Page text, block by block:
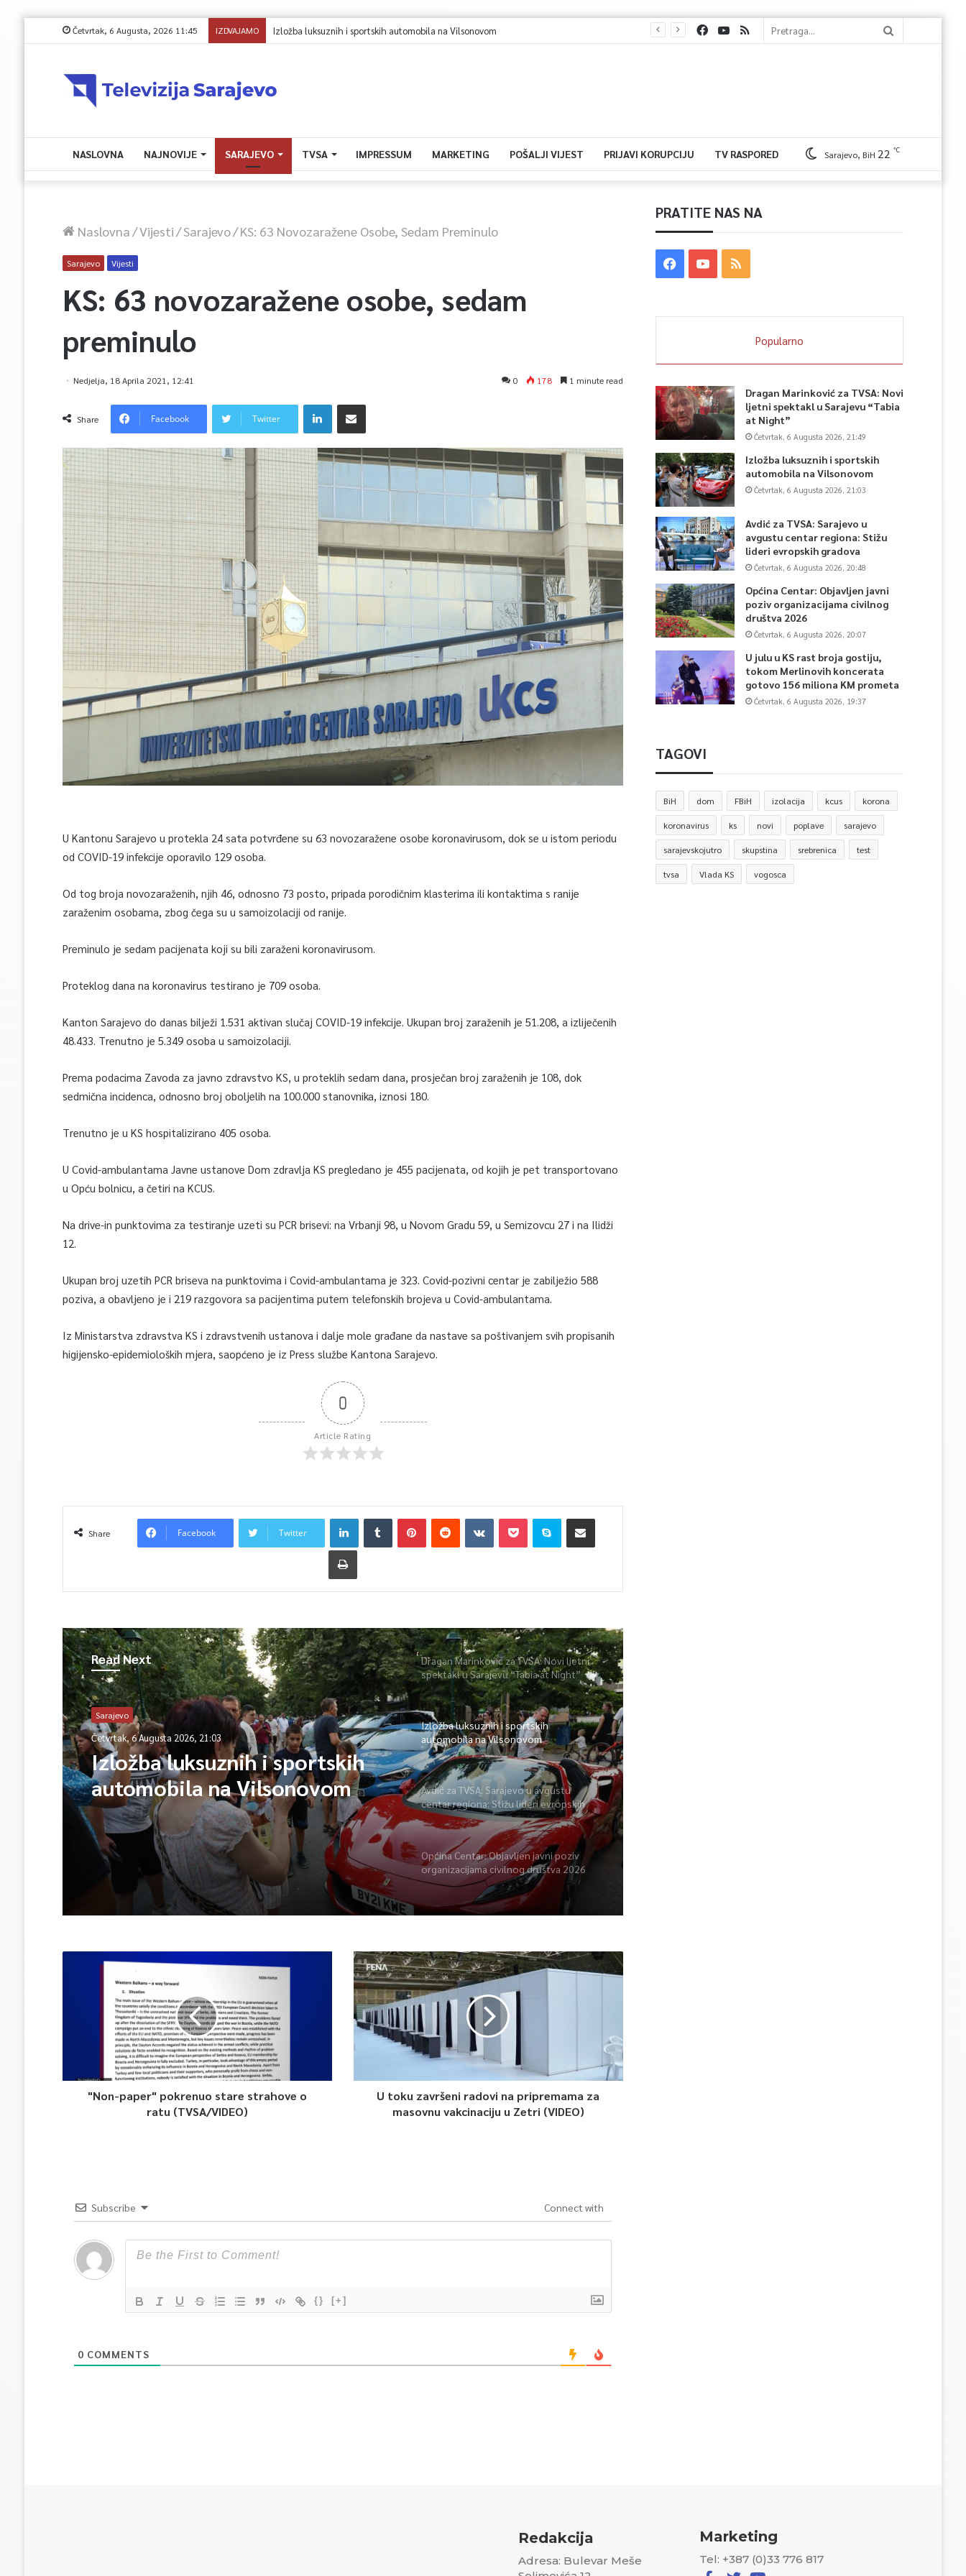
Četvrtak, 6 Augusta, 2026 11:45 IZDVAJAMO Avdić za TVSA: Sarajevo u avgustu centar regiona: Stižu lideri evropskih gradova
NASLOVNA NAJNOVIJE SARAJEVO TVSA IMPRESSUM MARKETING POŠALJI VIJEST PRIJAVI KORUPCIJU TV RASPORED Sarajevo, BiH 22 ℃
Naslovna/Vijesti/Sarajevo/KS: 63 Novozaražene Osobe, Sedam Preminulo
Sarajevo Vijesti
KS: 63 novozaražene osobe, sedam
preminulo
Nedjelja, 18 Aprila 2021, 12:41 0 178 1 minute read
Share Facebook Twitter
U Kantonu Sarajevo u protekla 24 sata potvrđene su 63 novozaražene osobe koronavirusom, dok se u istom periodu
od COVID-19 infekcije oporavilo 129 osoba.
Od tog broja novozaraženih, njih 46, odnosno 73 posto, pripada porodičnim klasterima ili kontaktima s ranije
zaraženim osobama, zbog čega su u samoizolaciji od ranije.
Preminulo je sedam pacijenata koji su bili zaraženi koronavirusom.
Proteklog dana na koronavirus testirano je 709 osoba.
Kanton Sarajevo do danas bilježi 1.531 aktivan slučaj COVID-19 infekcije. Ukupan broj zaraženih je 51.208, a izliječenih
48.433. Trenutno je 5.349 osoba u samoizolaciji.
Prema podacima Zavoda za javno zdravstvo KS, u proteklih sedam dana, prosječan broj zaraženih je 108, dok
sedmična incidenca, odnosno broj oboljelih na 100.000 stanovnika, iznosi 180.
Trenutno je u KS hospitalizirano 405 osoba.
U Covid-ambulantama Javne ustanove Dom zdravlja KS pregledano je 455 pacijenata, od kojih je pet transportovano
u Opću bolnicu, a četiri na KCUS.
Na drive-in punktovima za testiranje uzeti su PCR brisevi: na Vrbanji 98, u Novom Gradu 59, u Semizovcu 27 i na Ilidži
12.
Ukupan broj uzetih PCR briseva na punktovima i Covid-ambulantama je 323. Covid-pozivni centar je zabilježio 588
poziva, a obavljeno je i 219 razgovora sa pacijentima putem telefonskih brojeva u Covid-ambulantama.
Iz Ministarstva zdravstva KS i zdravstvenih ustanova i dalje mole građane da nastave sa poštivanjem svih propisanih
higijensko-epidemioloških mjera, saopćeno je iz Press službe Kantona Sarajevo.
0
Article Rating
Share Facebook Twitter
Read Next
Sarajevo
Četvrtak, 6 Augusta 2026, 21:03
Izložba luksuznih i sportskih
automobila na Vilsonovom
Dragan Marinković za TVSA: Novi ljetni
spektakl u Sarajevu “Tabia at Night”
Izložba luksuznih i sportskih
automobila na Vilsonovom
Avdić za TVSA: Sarajevo u avgustu
centar regiona: Stižu lideri evropskih
gradova
Općina Centar: Objavljen javni poziv
organizacijama civilnog društva 2026
"Non-paper" pokrenuo stare strahove o
ratu (TVSA/VIDEO)
U toku završeni radovi na pripremama za
masovnu vakcinaciju u Zetri (VIDEO)
Subscribe Connect with
{} [+]
0 COMMENTS
PRATITE NAS NA
Popularno
Dragan Marinković za TVSA: Novi
ljetni spektakl u Sarajevu “Tabia
at Night”
Četvrtak, 6 Augusta 2026, 21:49
Izložba luksuznih i sportskih
automobila na Vilsonovom
Četvrtak, 6 Augusta 2026, 21:03
Avdić za TVSA: Sarajevo u
avgustu centar regiona: Stižu
lideri evropskih gradova
Četvrtak, 6 Augusta 2026, 20:48
Općina Centar: Objavljen javni
poziv organizacijama civilnog
društva 2026
Četvrtak, 6 Augusta 2026, 20:07
U julu u KS rast broja gostiju,
tokom Merlinovih koncerata
gotovo 156 miliona KM prometa
Četvrtak, 6 Augusta 2026, 19:37
TAGOVI
BiH dom FBiH izolacija kcus korona
koronavirus ks novi poplave sarajevo
sarajevskojutro skupstina srebrenica test
tvsa Vlada KS vogosca
Redakcija
Adresa: Bulevar Meše
Marketing
Tel: +387 (0)33 776 817